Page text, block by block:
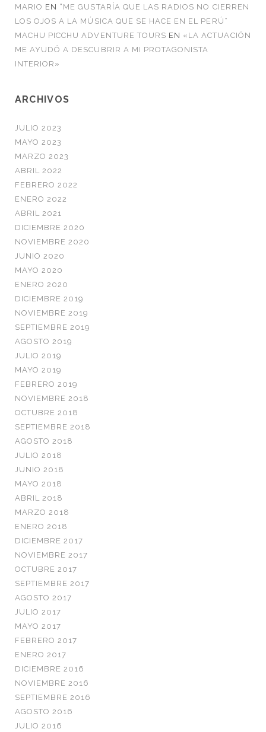
MARIO EN “ME GUSTARÍA QUE LAS RADIOS NO CIERREN
LOS OJOS A LA MÚSICA QUE SE HACE EN EL PERÚ”
MACHU PICCHU ADVENTURE TOURS EN «LA ACTUACIÓN
ME AYUDÓ A DESCUBRIR A MI PROTAGONISTA
INTERIOR»
ARCHIVOS
JULIO 2023
MAYO 2023
MARZO 2023
ABRIL 2022
FEBRERO 2022
ENERO 2022
ABRIL 2021
DICIEMBRE 2020
NOVIEMBRE 2020
JUNIO 2020
MAYO 2020
ENERO 2020
DICIEMBRE 2019
NOVIEMBRE 2019
SEPTIEMBRE 2019
AGOSTO 2019
JULIO 2019
MAYO 2019
FEBRERO 2019
NOVIEMBRE 2018
OCTUBRE 2018
SEPTIEMBRE 2018
AGOSTO 2018
JULIO 2018
JUNIO 2018
MAYO 2018
ABRIL 2018
MARZO 2018
ENERO 2018
DICIEMBRE 2017
NOVIEMBRE 2017
OCTUBRE 2017
SEPTIEMBRE 2017
AGOSTO 2017
JULIO 2017
MAYO 2017
FEBRERO 2017
ENERO 2017
DICIEMBRE 2016
NOVIEMBRE 2016
SEPTIEMBRE 2016
AGOSTO 2016
JULIO 2016